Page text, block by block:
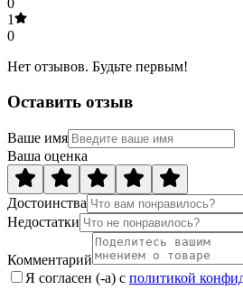
0
1
0
Нет отзывов. Будьте первым!
Оставить отзыв
Ваше имя
Ваша оценка
Достоинства
Недостатки
Комментарий
Я согласен (-а) с политикой